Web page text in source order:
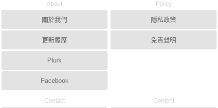
About
關於我們
更新履歷
Plurk
Facebook
Policy
隱私政策
免責聲明
Contact Content